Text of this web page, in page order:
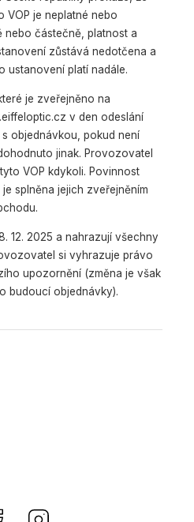
VOP je neplatné nebo
nebo částečně, platnost a
zůstává nedotčena a
ustanovení platí nadále.
je zveřejněno na
v den odeslání
objednávkou, pokud není
jinak. Provozovatel
VOP kdykoli. Povinnost
splněna jejich zveřejněním
12. 2025 a nahrazují všechny
si vyhrazuje právo
upozornění (změna je však
budoucí objednávky).
Facebook